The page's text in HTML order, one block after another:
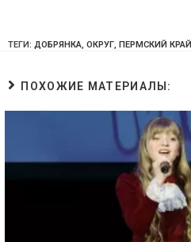
ТЕГИ: ДОБРЯНКА, ОКРУГ, ПЕРМСКИЙ КРАЙ
ПОХОЖИЕ МАТЕРИАЛЫ: